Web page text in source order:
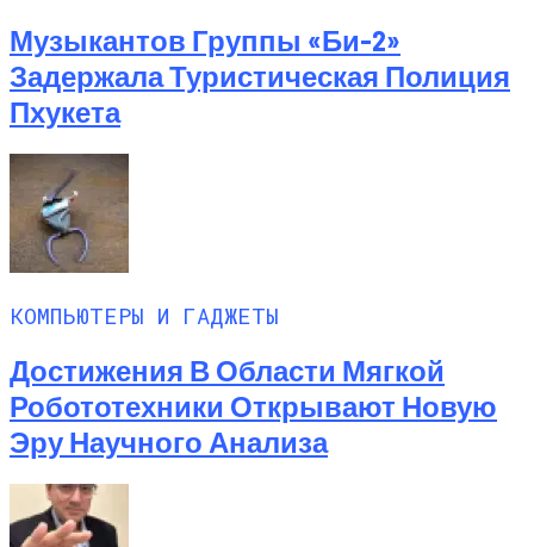
Музыкантов Группы «Би-2»
Задержала Туристическая Полиция
Пхукета
КОМПЬЮТЕРЫ И ГАДЖЕТЫ
Достижения В Области Мягкой
Робототехники Открывают Новую
Эру Научного Анализа